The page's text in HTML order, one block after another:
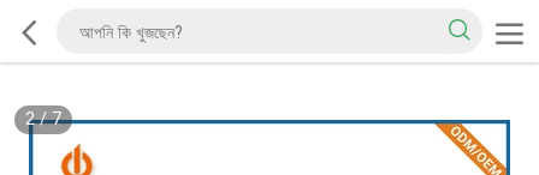
2/7